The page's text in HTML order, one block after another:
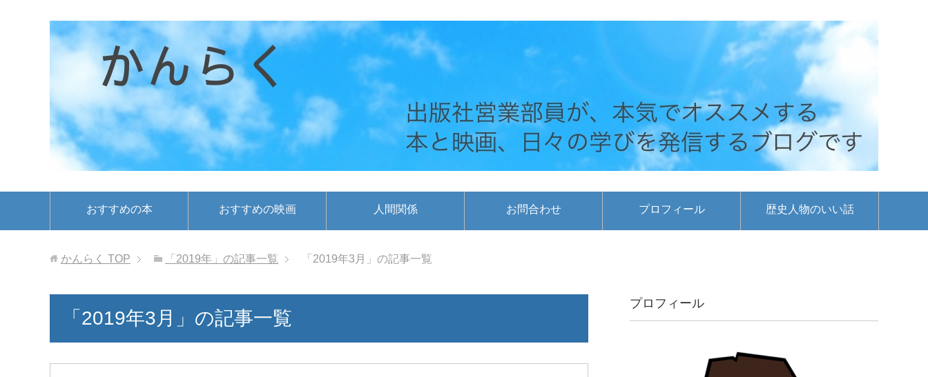
おすすめの本 おすすめの映画 人間関係 お問合わせ プロフィール 歴史人物のいい話
かんらく TOP 「2019年」の記事一覧 「2019年3月」の記事一覧
「2019年3月」の記事一覧
プロフィール